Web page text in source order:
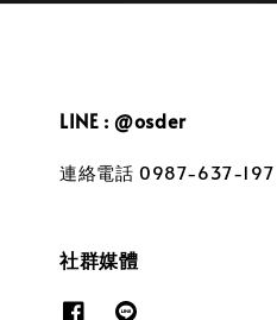
LINE : @osder
連絡電話 0987-637-197
社群媒體